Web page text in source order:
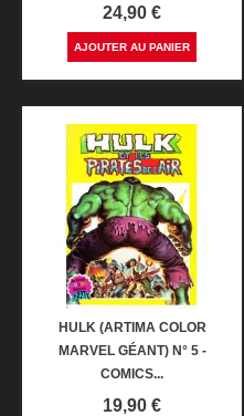
Prix
24,90 €
AJOUTER AU PANIER
HULK (ARTIMA COLOR
MARVEL GÉANT) N° 5 -
COMICS...
Prix
19,90 €